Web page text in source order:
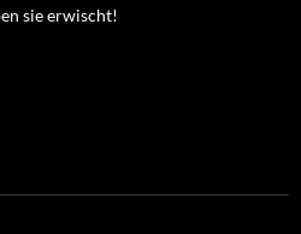
sie erwischt!